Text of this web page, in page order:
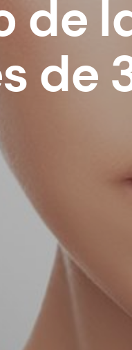
de
de